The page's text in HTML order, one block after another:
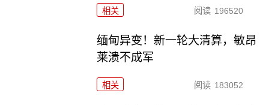
相关 阅读 196520
缅甸异变！新一轮大清算，敏昂
莱溃不成军
相关 阅读 183052